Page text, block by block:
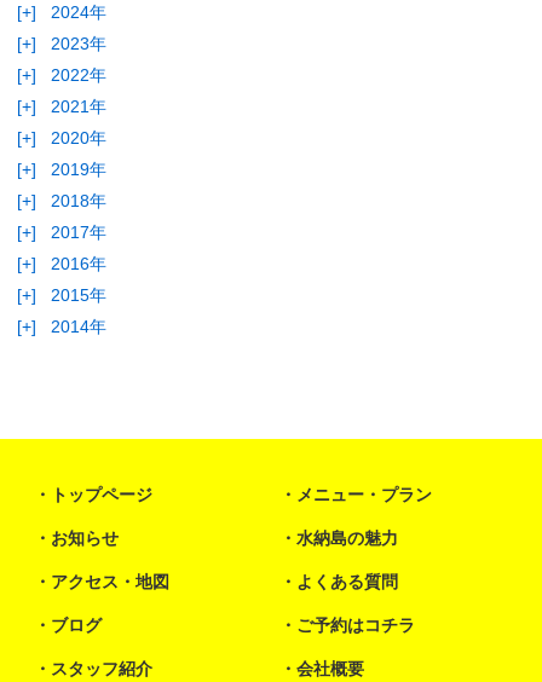
[+]
2024年
[+]
2023年
[+]
2022年
[+]
2021年
[+]
2020年
[+]
2019年
[+]
2018年
[+]
2017年
[+]
2016年
[+]
2015年
[+]
2014年
トップページ メニュー・プラン
お知らせ 水納島の魅力
アクセス・地図 よくある質問
ブログ ご予約はコチラ
スタッフ紹介 会社概要